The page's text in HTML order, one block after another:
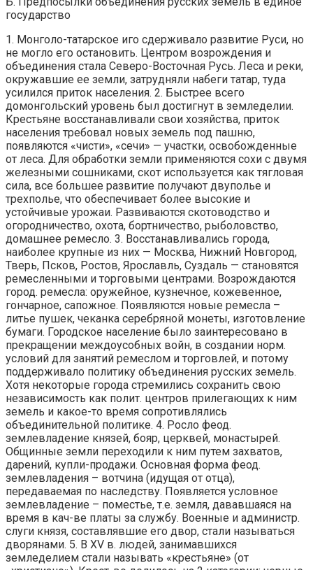
государство
1. Монголо-татарское иго сдерживало развитие Руси, но
не могло его остановить. Центром возрождения и
объединения стала Северо-Восточная Русь. Леса и реки,
окружавшие ее земли, затрудняли набеги татар, туда
усилился приток населения. 2. Быстрее всего
домонгольский уровень был достигнут в земледелии.
Крестьяне восстанавливали свои хозяйства, приток
населения требовал новых земель под пашню,
появляются «чисти», «сечи» — участки, освобожденные
от леса. Для обработки земли применяются сохи с двумя
железными сошниками, скот используется как тягловая
сила, все большее развитие получают двуполье и
трехполье, что обеспечивает более высокие и
устойчивые урожаи. Развиваются скотоводство и
огородничество, охота, бортничество, рыболовство,
домашнее ремесло. 3. Восстанавливались города,
наиболее крупные из них — Москва, Нижний Новгород,
Тверь, Псков, Ростов, Ярославль, Суздаль — становятся
ремесленными и торговыми центрами. Возрождаются
город. ремесла: оружейное, кузнечное, кожевенное,
гончарное, сапожное. Появляются новые ремесла –
литье пушек, чеканка серебряной монеты, изготовление
бумаги. Городское население было заинтересовано в
прекращении междоусобных войн, в создании норм.
условий для занятий ремеслом и торговлей, и потому
поддерживало политику объединения русских земель.
Хотя некоторые города стремились сохранить свою
независимость как полит. центров прилегающих к ним
земель и какое-то время сопротивлялись
объединительной политике. 4. Росло феод.
землевладение князей, бояр, церквей, монастырей.
Общинные земли переходили к ним путем захватов,
дарений, купли-продажи. Основная форма феод.
землевладения – вотчина (идущая от отца),
передаваемая по наследству. Появляется условное
землевладение – поместье, т.е. земля, дававшаяся на
время в кач-ве платы за службу. Военные и администр.
слуги князя, составлявшие его двор, стали называться
дворянами. 5. В XV в. людей, занимавшихся
земледелием стали называть «крестьяне» (от